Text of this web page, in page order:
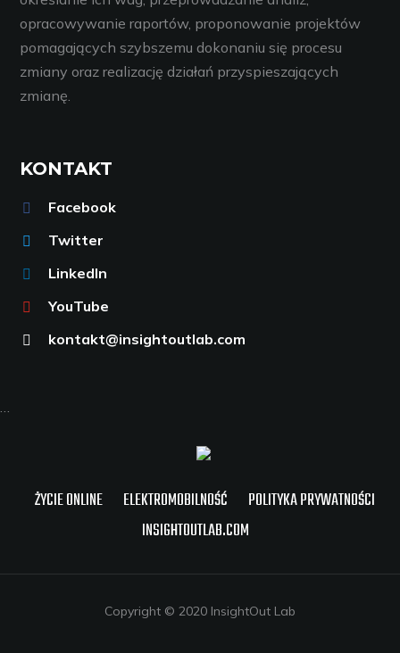
opracowywanie raportów, proponowanie projektów
pomagających szybszemu dokonaniu się procesu
zmiany oraz realizację działań przyspieszających
zmianę.
KONTAKT
Facebook
Twitter
LinkedIn
YouTube
kontakt@insightoutlab.com
…
ŻYCIE ONLINE ELEKTROMOBILNOŚĆ
POLITYKA PRYWATNOŚCI
INSIGHTOUTLAB.COM
Copyright © 2020 InsightOut Lab